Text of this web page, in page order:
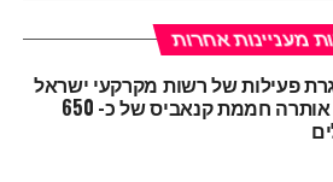
מעניינות אחרות
פעילות של רשות מקרקעי ישראל
בנגב אותרה חממת קנאביס של כ- 650